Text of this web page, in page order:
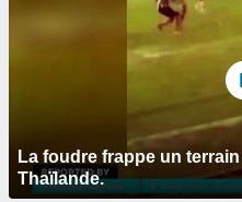
La foudre frappe un
Thaïlande.